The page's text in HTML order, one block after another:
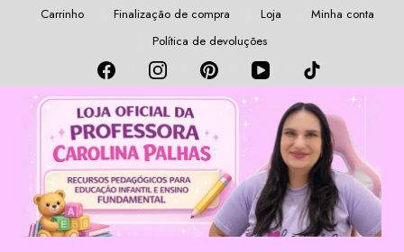
Carrinho Finalização de compra Loja
Minha conta
Política de devoluções